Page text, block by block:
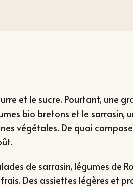
et le sucre. Pourtant, une
bio bretons et le sarrasin,
végétales. De quoi
de sarrasin, légumes de
Des assiettes légères et